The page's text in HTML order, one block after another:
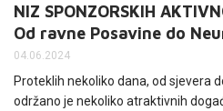
NIZ SPONZORSKIH
Od ravne Posavine do
04.06.2024
Proteklih nekoliko dana, od sjevera
održano je nekoliko atraktivnih